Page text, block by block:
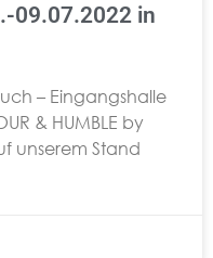
09.07.2022 in
– Eingangshalle
& HUMBLE by
unserem Stand